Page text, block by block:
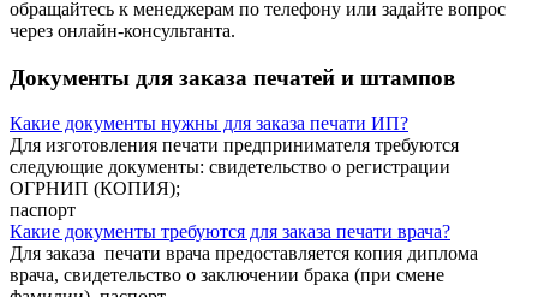
обращайтесь к менеджерам по телефону или задайте вопрос
через онлайн-консультанта.
Документы для заказа печатей и штампов
Какие документы нужны для заказа печати ИП?
Для изготовления печати предпринимателя требуются
следующие документы: свидетельство о регистрации
ОГРНИП (КОПИЯ);
паспорт
Какие документы требуются для заказа печати врача?
Для заказа печати врача предоставляется копия диплома
врача, свидетельство о заключении брака (при смене